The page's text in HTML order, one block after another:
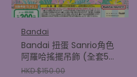
Bandai
Bandai 扭蛋 Sanrio角色
阿羅哈搖擺吊飾 (全套5
款)
HKD $150.00